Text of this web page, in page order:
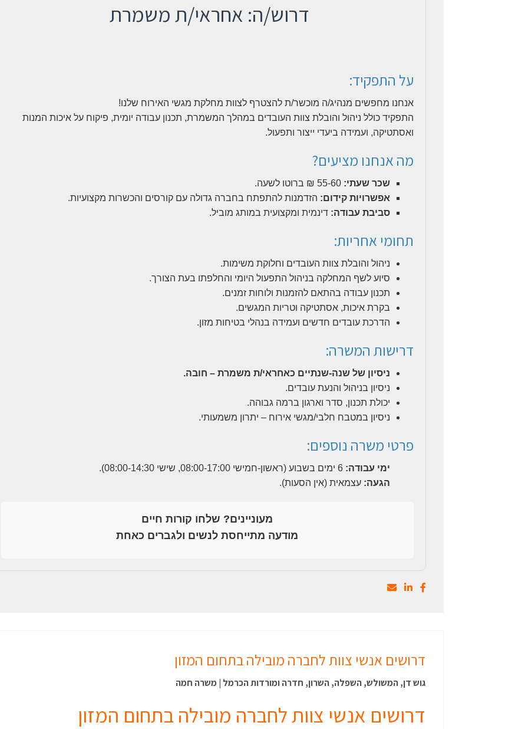
דרוש/ה: אחראי/ת משמרת
על התפקיד:
אנחנו מחפשים מנהיג/ה מוכשר/ת להצטרף לצוות מחלקת מגשי האירוח שלנו!
התפקיד כולל ניהול והובלת צוות העובדים במהלך המשמרת, תכנון עבודה יומית, פיקוח על איכות המנות
ואסתטיקה, ועמידה ביעדי ייצור ותפעול.
מה אנחנו מציעים?
שכר שעתי:
אפשרויות קידום: הזדמנות להתפתח בחברה גדולה עם קורסים והכשרות מקצועיות.
סביבת עבודה: דינמית ומקצועית במותג מוביל.
תחומי אחריות:
ניהול והובלת צוות העובדים וחלוקת משימות.
סיוע לשף המחלקה בניהול התפעול היומי והחלפתו בעת הצורך.
תכנון עבודה בהתאם להזמנות ולוחות זמנים.
בקרת איכות, אסתטיקה וטריות המגשים.
הדרכת עובדים חדשים ועמידה בנהלי בטיחות מזון.
דרישות המשרה:
ניסיון של שנה-שנתיים כאחראי/ת משמרת – חובה.
ניסיון בניהול והנעת עובדים.
יכולת תכנון, סדר וארגון ברמה גבוהה.
ניסיון במטבח חלבי/מגשי אירוח – יתרון משמעותי.
פרטי משרה נוספים:
ימי עבודה:
הגעה: עצמאית (אין הסעות).
מעוניינים? שלחו קורות חיים
מודעה מתייחסת לנשים ולגברים כאחת
דרושים אנשי צוות לחברה מובילה בתחום המזון
גוש דן, המשולש, השפלה, השרון, חדרה ומורדות הכרמל | משרה חמה
דרושים אנשי צוות לחברה מובילה בתחום המזון